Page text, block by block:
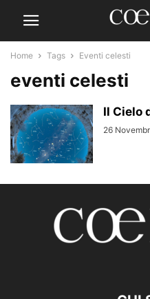
Home Tags Eventi celesti
eventi celesti
Il Cielo
26